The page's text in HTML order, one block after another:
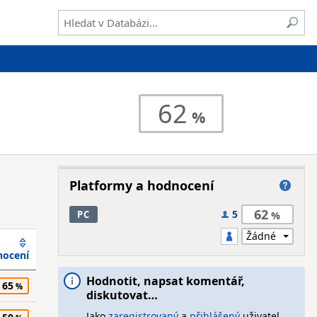
62
65
Platformy a hodnocení
PC 5 62
Hodnotit, napsat komentář,
diskutovat…